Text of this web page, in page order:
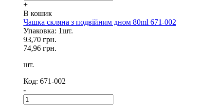
+
В кошик
Чашка скляна з подвійним дном 80ml 671-002
Упаковка: 1шт.
93,70 грн.
74,96 грн.
шт.
Код: 671-002
-